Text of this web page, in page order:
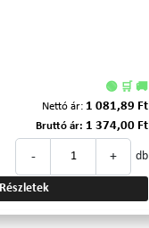
🟢 🛒 🚚
Nettó ár: 1 081,89 Ft
Bruttó ár: 1 374,00 Ft
- + db
Részletek